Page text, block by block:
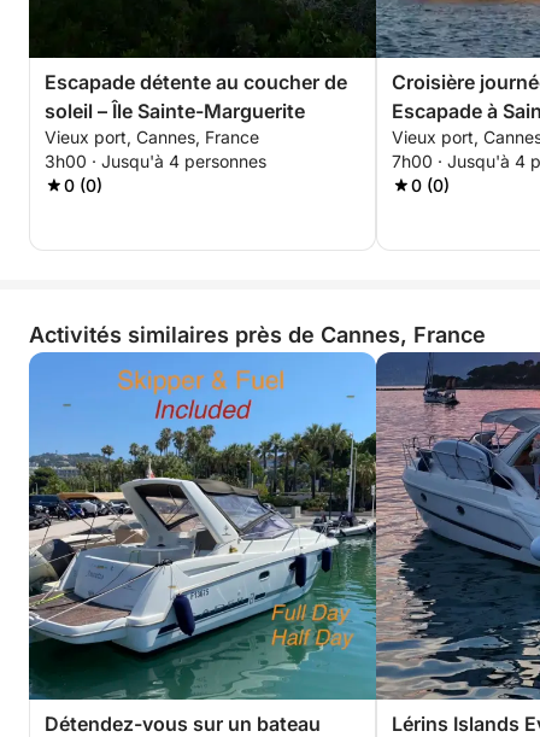
Escapade détente au coucher de
soleil – Île Sainte-Marguerite
Vieux port, Cannes, France
3h00 · Jusqu'à 4 personnes
0 (0)
Croisière
Escapade à
Saint-Honorat
Vieux port,
7h00 · Jusqu'à 4
0 (0)
Activités similaires près de Cannes, France
Détendez-vous sur un bateau
Lérins Islands